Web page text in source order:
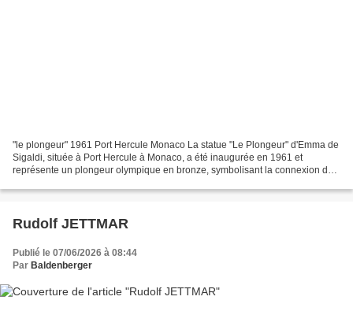
"le plongeur" 1961 Port Hercule Monaco La statue "Le Plongeur" d'Emma de
Sigaldi, située à Port Hercule à Monaco, a été inaugurée en 1961 et
représente un plongeur olympique en bronze, symbolisant la connexion de
Rudolf JETTMAR
Publié le 07/06/2026 à 08:44
Par Baldenberger